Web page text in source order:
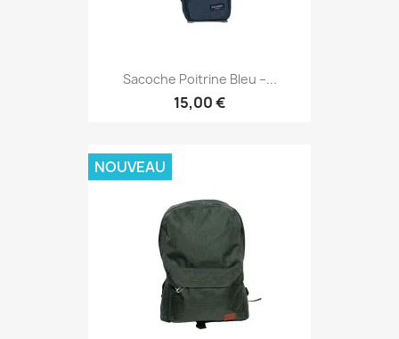
Sacoche Poitrine Bleu –...
15,00 €
NOUVEAU